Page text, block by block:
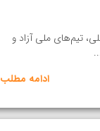
تیم‌های ملی آزاد و
ادامه مطلب